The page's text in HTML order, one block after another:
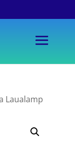
Laualamp